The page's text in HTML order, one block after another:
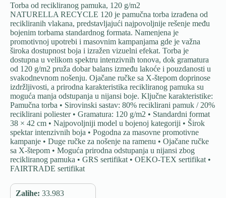
Torba od recikliranog pamuka, 120 g/m2
NATURELLA RECYCLE 120 je pamučna torba izrađena od
recikliranih vlakana, predstavljajući najpovoljnije rešenje među
bojenim torbama standardnog formata. Namenjena je
promotivnoj upotrebi i masovnim kampanjama gde je važna
široka dostupnost boja i izražen vizuelni efekat. Torba je
dostupna u velikom spektru intenzivnih tonova, dok gramatura
od 120 g/m2 pruža dobar balans između lakoće i pouzdanosti u
svakodnevnom nošenju. Ojačane ručke sa X-štepom doprinose
izdržljivosti, a prirodna karakteristika recikliranog pamuka su
moguća manja odstupanja u nijansi boje. Ključne karakteristike:
Pamučna torba • Sirovinski sastav: 80% reciklirani pamuk / 20%
reciklirani poliester • Gramatura: 120 g/m2 • Standardni format
38 × 42 cm • Najpovoljniji model u bojenoj kategoriji • Širok
spektar intenzivnih boja • Pogodna za masovne promotivne
kampanje • Duge ručke za nošenje na ramenu • Ojačane ručke
sa X-štepom • Moguća prirodna odstupanja u nijansi zbog
recikliranog pamuka • GRS sertifikat • OEKO-TEX sertifikat •
FAIRTRADE sertifikat
Zalihe: 33.983